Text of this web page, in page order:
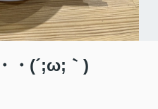
・(´;ω;｀)